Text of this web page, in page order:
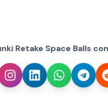
Retake Space Balls